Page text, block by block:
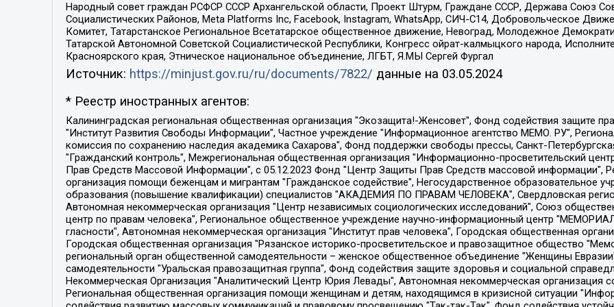
Народный совет граждан РСФСР СССР Архангельской области, Проект Штурм, Граждане СССР, Держава Союз
Социалистических Районов, Meta Platforms Inc, Facebook, Instagram, WhatsApp, СИЧ-С14, Добровольческое
Комитет, Татарстанское Региональное Всетатарское общественное движение, Невоград, Молодежное
Татарской Автономной Советской Социалистической Республики, Конгресс ойрат-калмыцкого народа,
Красноярского края, Этническое национальное объединение, ЛГБТ, Я.МЫ Сергей Фургал
Источник: https://minjust.gov.ru/ru/documents/7822/ данные на 03.05.2024
* Реестр иностранных агентов:
Калининградская региональная общественная организация "Экозащита!-Женсовет", Фонд содействия защите прав и свобод граждан "Общественный вердикт", Фонд "Институт Развития Свободы Информации", Частное учреждение "Информационное агентство МЕМО. РУ", Региональная общественная организация "Общественная комиссия по сохранению наследия академика Сахарова", Фонд поддержки свободы прессы, Санкт-Петербургская общественная правозащитная организация "Гражданский контроль", Межрегиональная общественная организация "Информационно-просветительский центр "Мемориал", Региональный Фонд "Центр Защиты Прав Средств Массовой Информации", с 05.12.2023 Фонд "Центр Защиты Прав Средств массовой информации", Региональная общественная благотворительная организация помощи беженцам и мигрантам "Гражданское содействие", Негосударственное образовательное учреждение дополнительного профессионального образования (повышение квалификации) специалистов "АКАДЕМИЯ ПО ПРАВАМ ЧЕЛОВЕКА", Свердловская региональная общественная организация "Сутяжник", Автономная некоммерческая организация "Центр независимых социологических исследований", Союз общественных объединений "Российский исследовательский центр по правам человека", Региональное общественное учреждение научно-информационный центр "МЕМОРИАЛ", Некоммерческая организация "Фонд защиты гласности", Автономная некоммерческая организация "Институт прав человека", Городская общественная организация "Екатеринбургское общество "МЕМОРИАЛ", Городская общественная организация "Рязанское историко-просветительское и правозащитное общество "Мемориал" (Рязанский Мемориал), Челябинский региональный орган общественной самодеятельности – женское общественное объединение "Женщины Евразии", Челябинский региональный орган общественной самодеятельности "Уральская правозащитная группа", Фонд содействия защите здоровья и социальной справедливости имени Андрея Рылькова, Автономная Некоммерческая Организация "Аналитический Центр Юрия Левады", Автономная некоммерческая организация социальной поддержки населения "Проект Апрель", Региональная общественная организация помощи женщинам и детям, находящимся в кризисной ситуации "Информационно-методический центр "Анна", Фонд содействия развитию массовых коммуникаций и правовому просвещению "Так-так-Так", Фонд содействия устойчивому развитию "Серебряная тайга", Свердловский региональный общественный фонд социальных проектов "Новое время", "Idel.Реалии", Кавказ.Реалии, Крым.Реалии, Телеканал Настоящее Время, Татаро-башкирская служба Радио Свобода (Azatliq Radiosi), Радио Свободная Европа/Радио Свобода (PCE/PC), "Сибирь.Реалии", "Фактограф", Благотворительный фонд помощи осужденным и их семьям, Автономная некоммерческая организация "Институт глобализации и социальных движений", Фонд "В защиту прав заключенных", Частное учреждение "Центр поддержки и содействия развитию средств массовой информации", Пензенский региональный общественный благотворительный фонд "Гражданский союз", "Север.Реалии", Некоммерческая организация Фонд "Правовая инициатива", Общество с ограниченной ответственностью "Радио Свободная Европа/Радио Свобода", Чешское информационное агентство "MEDIUM-ORIENT", Красноярская региональная общественная организация "Мы против СПИДа", Камалягин Денис Николаевич, Маркелов Сергей Евгеньевич, Пономарев Лев Александрович, Савицкая Людмила Алексеевна, Автономная некоммерческая организация "Центр по работе с проблемой насилия "НАСИЛИЮ.НЕТ", Межрегиональный профессиональный союз работников здравоохранения "Альянс врачей", Юридическое лицо, зарегистрированное в Латвийской Республике, SIA "Medusa Project" (регистрационный номер 40103797863, дата регистрации 10.06.2014), Некоммерческая организация "Фонд по борьбе с коррупцией", Автономная некоммерческая организация "Институт права и публичной политики", Баданин Роман Сергеевич, Гликин Максим Александрович, Железнова Мария Михайловна, Лукьянова Юлия Сергеевна, Маетная Елизавета Витальевна, Маняхин Петр Борисович, Чуракова Ольга Владимировна, Ярош Юлия Петровна, Юридическое лицо "The Insider SIA", зарегистрированное в Риге, Латвийская Республика (дата регистрации 26.06.2015), являющееся администратором доменного имени интернет-издания "The Insider SIA", https://theins.ru, Постернак Алексей Евгеньевич, Рубин Михаил Аркадьевич, Анин Роман Александрович, Юридическое лицо Istories fonds, зарегистрированное в Латвийской Республике (регистрационный номер 50008295751, дата регистрации 24.02.2020), Великовский Дмитрий Александрович, Долинина Ирина Николаевна, Мароховская Алеся Алексеевна, Шлейнов Роман Юрьевич, Шмагун Олеся Валентиновна, Общество с ограниченной ответственностью "Альтаир 2021", Общество с ограниченной ответственностью "Вега 2021", Общество с ограниченной ответственностью "Главный редактор 2021", Общество с ограниченной ответственностью "Ромашки монолит", Важенков Артем Валерьевич, Ивановская областная общественная организация "Центр гендерных исследований", Гурман Юрий Альбертович, Медиапроект "ОВД-Инфо", Егоров Владимир Владимирович, Жилинский Владимир Александрович, Общество с ограниченной ответственностью "ЗП", Иванова София Юрьевна, Карезина Инна Павловна, Кильтау Екатерина Викторовна, Петров Алексей Викторович, Пискунов Сергей Евгеньевич, Смирнов Сергей Сергеевич, Тихонов Михаил Сергеевич, Общество с ограниченной ответственностью "ЖУРНАЛИСТ-ИНОСТРАННЫЙ АГЕНТ", Арапова Галина Юрьевна, Вольтская Татьяна Анатольевна, Американская компания "Mason G.E.S. Anonymous Foundation" (США), являющаяся владельцем интернет-издания https://mnews.world/, Компания "Stichting Bellingcat", зарегистрированная в Нидерландах (дата регистрации 11.07.2018), Захаров Андрей Вячеславович, Клепиковская Екатерина Дмитриевна, Общество с ограниченной ответственностью "МЕМО", Перл Роман Александрович, Симонов Евгений Алексеевич, Соловьева Елена Анатольевна, Сотников Даниил Владимирович, Сурначева Елизавета Дмитриевна, Автономная некоммерческая организация по защите прав человека и информированию населения "Якутия – Наше Мнение", Общество с ограниченной ответственностью "Москоу диджитал медиа", с 26.01.2023 Общество с ограниченной ответственностью "Чайка Белые сады", Ветошкина Валерия Валерьевна, Заговора Максим Александрович, Межрегиональное общественное движение "Российская ЛГБТ - сеть", Оленичев Максим Владимирович, Павлов Иван Юрьевич, Скворцова Елена Сергеевна, Общество с ограниченной ответственностью "Как бы инагент", Кочетков Игорь Викторович, Общество с ограниченной ответственностью "Честные выборы", Еланчик Олег Александрович, Общество с ограниченной ответственностью "Нобелевский призыв", Гималова Регина Эмилевна, Григорьев Андрей Валерьевич, Григорьева Алина Александровна, Ассоциация по содействию защите прав призывников, альтернативнослужащих и военнослужащих "Правозащитная группа